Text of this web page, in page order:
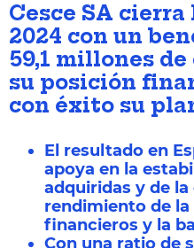
Cesce SA
2024 con un
59,1 millones
su posición
con éxito su
El resultado en
apoya en la
adquiridas y de la
rendimiento de
financieros y la
Con una ratio de